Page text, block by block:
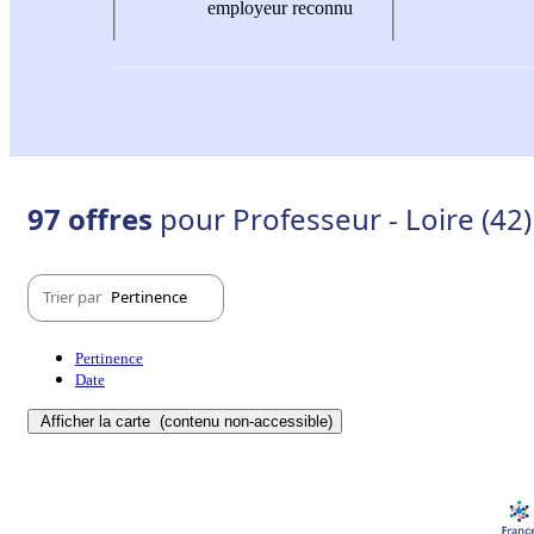
employeur reconnu
97 offres pour Professeur - Loire (42)
Trier par Pertinence
Pertinence
Date
Afficher la carte (contenu non-accessible)